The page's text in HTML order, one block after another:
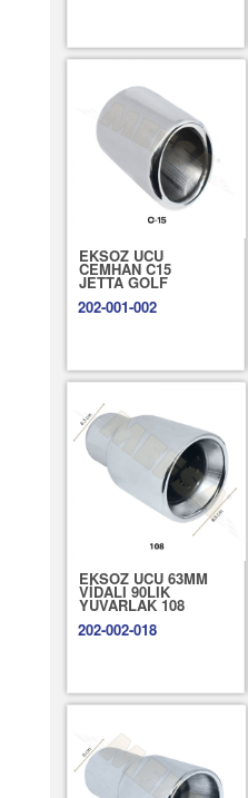
EKSOZ UCU
CEMHAN C15
JETTA GOLF
202-001-002
EKSOZ UCU 63MM
VİDALI 90LIK
YUVARLAK 108
202-002-018